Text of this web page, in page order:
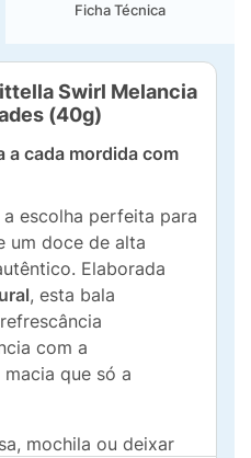
Ficha Técnica
Swirl Melancia
(40g)
a cada mordida com
a escolha perfeita para
um doce de alta
Elaborada
, esta bala
com a
que só a
mochila ou deixar